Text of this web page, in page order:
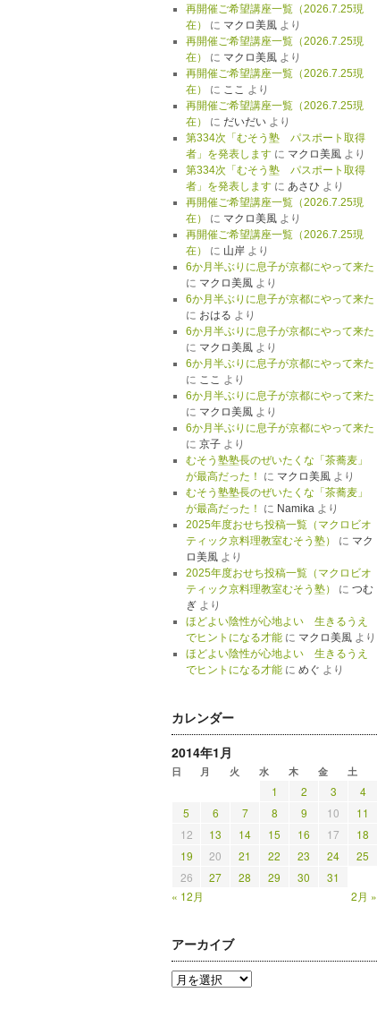
再開催ご希望講座一覧（2026.7.25現
在）
に マクロ美風より
再開催ご希望講座一覧（2026.7.25現
在）
に マクロ美風より
再開催ご希望講座一覧（2026.7.25現
在）
に ここ より
再開催ご希望講座一覧（2026.7.25現
在）
に だいだいより
第334次「むそう塾 パスポート取得
者」を発表しますに マクロ美風より
第334次「むそう塾 パスポート取得
者」を発表しますに あさひ より
再開催ご希望講座一覧（2026.7.25現
在）
に マクロ美風より
再開催ご希望講座一覧（2026.7.25現
在）
に 山岸より
6か月半ぶりに息子が京都にやって来た
に マクロ美風より
6か月半ぶりに息子が京都にやって来た
に おはる より
6か月半ぶりに息子が京都にやって来た
に マクロ美風より
6か月半ぶりに息子が京都にやって来た
に ここ より
6か月半ぶりに息子が京都にやって来た
に マクロ美風より
6か月半ぶりに息子が京都にやって来た
に 京子より
むそう塾塾長のぜいたくな「茶蕎麦」
が最高だった！
に マクロ美風より
むそう塾塾長のぜいたくな「茶蕎麦」
が最高だった！
に Namikaより
2025年度おせち投稿一覧（マクロビオ
ティック京料理教室むそう塾）
に マク
ロ美風より
2025年度おせち投稿一覧（マクロビオ
ティック京料理教室むそう塾）
に つむ
ぎより
ほどよい陰性が心地よい 生きるうえ
でヒントになる才能に マクロ美風より
ほどよい陰性が心地よい 生きるうえ
でヒントになる才能に めぐ より
カレンダー
2014年1月
日 月 火 水 木 金 土
1 2 3
4
5
6 7 8 9 10
11
12
13 14 15 16 17
18
19
20 21 22 23 24
25
26
27 28 29 30
31
« 12月
2月 »
アーカイブ
ア